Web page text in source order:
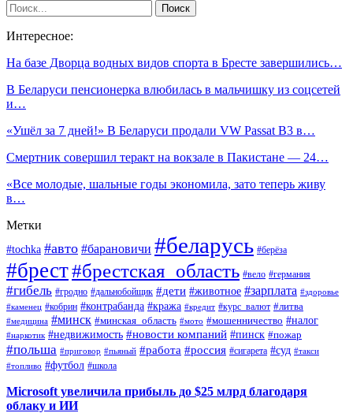
Интересное:
На базе Дворца водных видов спорта в Бресте завершились…
В Беларуси пенсионерка влюбилась в мальчишку из соцсетей
и…
«Ушёл за 7 дней!» В Беларуси продали VW Passat B3 в…
Смертник совершил теракт на вокзале в Пакистане — 24…
«Все молодые, шальные годы экономила, зато теперь живу
в…
Метки
#tochka #авто #барановичи #беларусь #берёза
#брест#брестская_область #вело #германия
#гибель #гродно #дальнобойщик #дети #животное #зарплата #здоровье
#каменец #кобрин #контрабанда #кража #кредит #курс_валют #литва
#медицина #минск #минская_область #мото #мошенничество #налог
#наркотик #недвижимость #новости компаний #пинск #пожар
#польша #приговор #пьяный #работа #россия #сигарета #суд #такси
#топливо #футбол #школа
Microsoft увеличила прибыль до $25 млрд благодаря
облаку и ИИ